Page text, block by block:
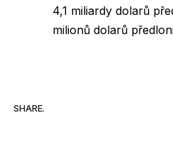
4,1 miliardy dolarů
milionů dolarů
SHARE.